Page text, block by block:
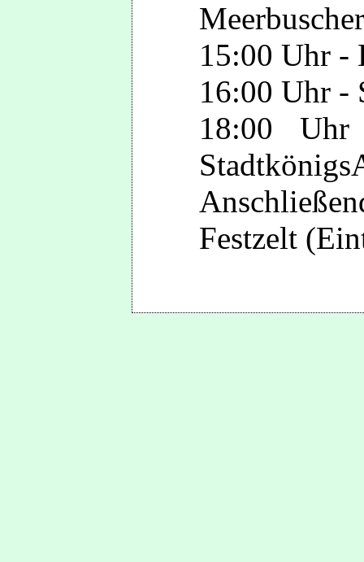
15:00 Uhr -
16:00 Uhr -
18:00
Festzelt